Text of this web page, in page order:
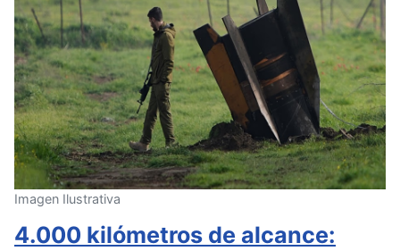
Imagen Ilustrativa
4.000 kilómetros de alcance: